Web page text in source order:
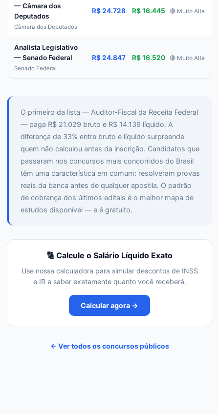
— Câmara dos
Deputados
Câmara dos Deputados
R$ 24.728 R$ 16.445 🔴 Muito Alta
Analista Legislativo
— Senado Federal
Senado Federal
R$ 24.847 R$ 16.520 🔴 Muito Alta
O primeiro da lista — Auditor-Fiscal da Receita Federal
— paga R$ 21.029 bruto e R$ 14.139 líquido. A
diferença de 33% entre bruto e líquido surpreende
quem não calculou antes da inscrição. Candidatos que
passaram nos concursos mais concorridos do Brasil
têm uma característica em comum: resolveram provas
reais da banca antes de qualquer apostila. O padrão
de cobrança dos últimos editais é o melhor mapa de
estudos disponível — e é gratuito.
🔢 Calcule o Salário Líquido Exato
Use nossa calculadora para simular descontos de INSS
e IR e saber exatamente quanto você receberá.
Calcular agora →
← Ver todos os concursos públicos